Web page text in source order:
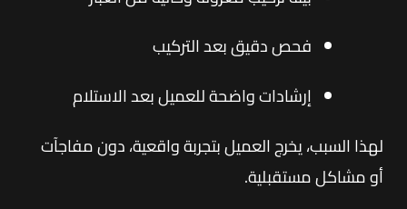
فحص دقيق بعد التركيب
إرشادات واضحة للعميل بعد الاستلام
لهذا السبب، يخرج العميل بتجربة واقعية، دون مفاجآت
أو مشاكل مستقبلية.